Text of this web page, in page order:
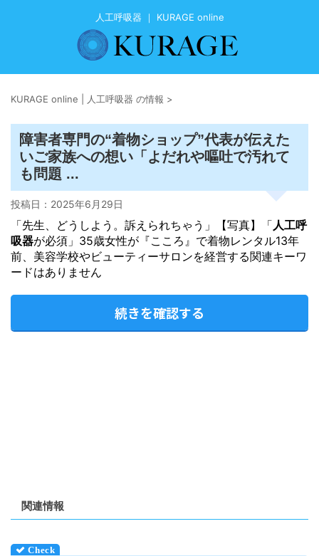
人工呼吸器 ｜ KURAGE online
KURAGE online | 人工呼吸器 の情報 >
障害者専門の“着物ショップ”代表が伝えた
いご家族への想い「よだれや嘔吐で汚れて
も問題 ...
投稿日： 2025年6月29日
「先生、どうしよう。訴えられちゃう」【写真】「人工呼
吸器が必須」35歳女性が『こころ』で着物レンタル13年
前、美容学校やビューティーサロンを経営する関連キーワ
ードはありません
続きを確認する
関連情報